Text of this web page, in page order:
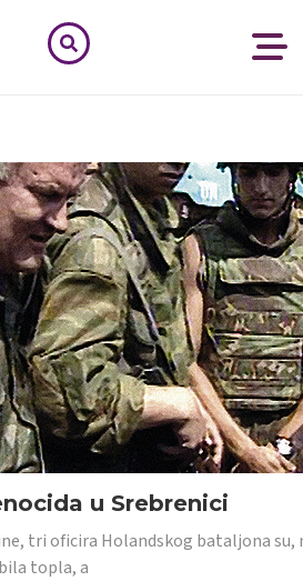
u Srebrenici
tri oficira Holandskog bataljona
topla, a